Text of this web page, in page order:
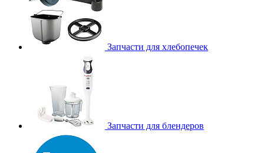
Запчасти для хлебопечек
Запчасти для блендеров